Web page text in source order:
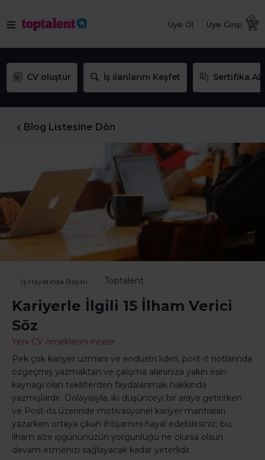
Üye Ol Üye Girişi
CV oluştur İş ilanlarını Keşfet Sertifika AL
Blog Listesine Dön
İş Hayatında Başarı Toptalent
Kariyerle İlgili 15 İlham Verici
Söz
Yeni CV örneklerini incele
Pek çok kariyer uzmanı ve endüstri lideri, post-it notlarında
özgeçmiş yazmaktan ve çalışma alanınıza yakın esin
kaynağı olan tekliflerden faydalanmak hakkında
yazmışlardır. Dolayısıyla, iki düşünceyi bir araya getirirken
ve Post-its üzerinde motivasyonel kariyer mantraları
yazarken ortaya çıkan ihtişamını hayal edebilirsiniz; bu,
ilham size işgününüzün yorgunluğu ne olursa olsun
devam etmenizi sağlayacak kadar yeterlidir.